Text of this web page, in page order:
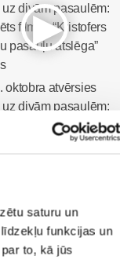
saturu un
funkcijas un
to, kā jūs
oktobra atvērsies
uz divām pasaulēm:
filmas “Kristofers
pasauļu atslēga”